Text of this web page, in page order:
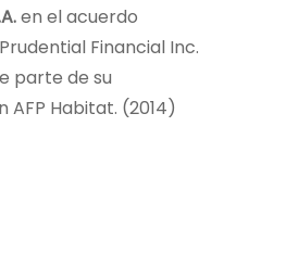
en el acuerdo
Financial Inc.
parte de su
Habitat. (2014)